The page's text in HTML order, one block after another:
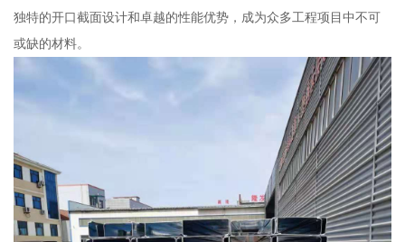
独特的开口截面设计和卓越的性能优势，成为众多工程项目中不可
或缺的材料。